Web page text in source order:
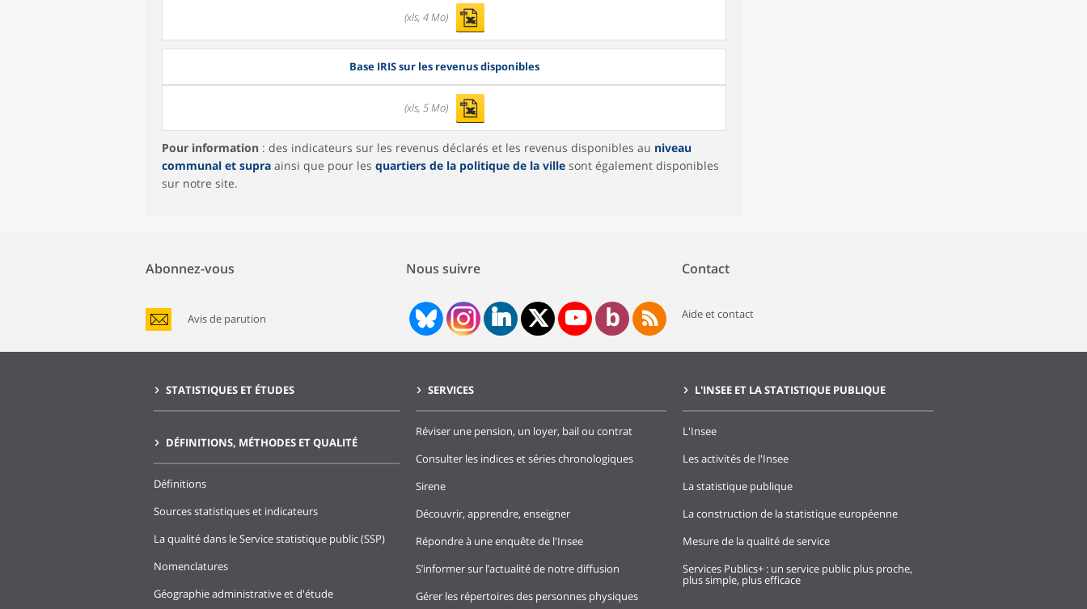
(xls, 4 Mo)
Base IRIS sur les revenus disponibles
(xls, 5 Mo)
Pour information : des indicateurs sur les revenus déclarés et les revenus disponibles au niveau
communal et supra ainsi que pour les quartiers de la politique de la ville sont également disponibles
sur notre site.
Abonnez-vous
Avis de parution
Nous suivre Contact
Aide et contact
STATISTIQUES ET ÉTUDES
DÉFINITIONS, MÉTHODES ET QUALITÉ
Définitions
Sources statistiques et indicateurs
La qualité dans le Service statistique public (SSP)
Nomenclatures
Géographie administrative et d'étude
SERVICES
Réviser une pension, un loyer, bail ou contrat
Consulter les indices et séries chronologiques
Sirene
Découvrir, apprendre, enseigner
Répondre à une enquête de l'Insee
S’informer sur l’actualité de notre diffusion
Gérer les répertoires des personnes physiques
L'INSEE ET LA STATISTIQUE PUBLIQUE
L'Insee
Les activités de l'Insee
La statistique publique
La construction de la statistique européenne
Mesure de la qualité de service
Services Publics+ : un service public plus proche,
plus simple, plus efficace